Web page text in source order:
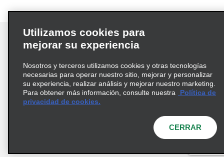
Términos de uso
Política de privacidad
Política de cookies
Información de Salud del Consumidor
© 2026 Enterprise Holdings, Inc. Todos los derechos
Utilizamos cookies para
mejorar su experiencia
Nosotros y terceros utilizamos cookies y otras tecnologías
necesarias para operar nuestro sitio, mejorar y personalizar
su experiencia, realizar análisis y mejorar nuestro marketing.
Para obtener más información, consulte nuestra
Política de
privacidad de cookies.
CERRAR